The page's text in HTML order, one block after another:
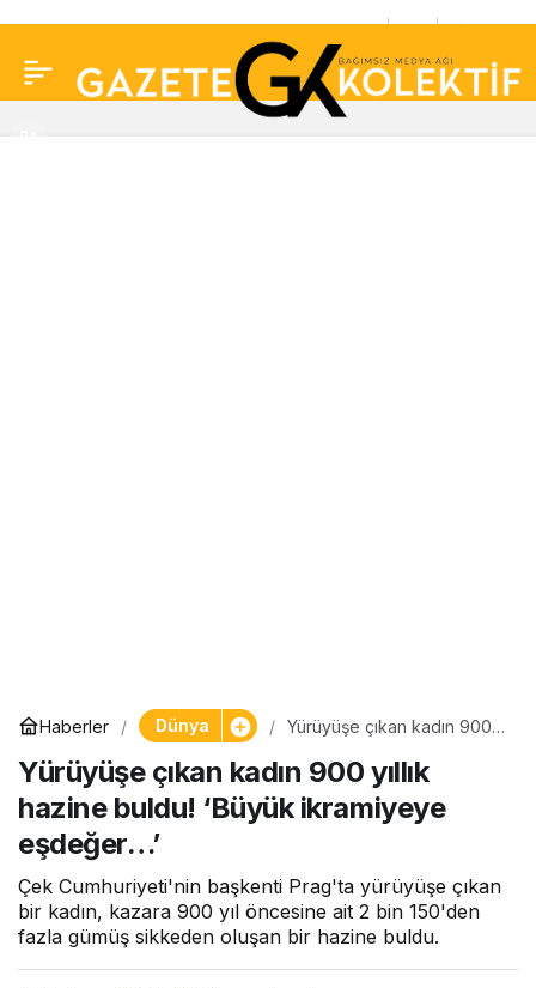
Haberler Dünya
Yürüyüşe çıkan kadın 900
ikramiyeye eşdeğer…’
Yürüyüşe çıkan kadın 900 yıllık
hazine buldu! ‘Büyük ikramiyeye
eşdeğer…’
Çek Cumhuriyeti'nin başkenti Prag'ta yürüyüşe çıkan
bir kadın, kazara 900 yıl öncesine ait 2 bin 150'den
fazla gümüş sikkeden oluşan bir hazine buldu.
yüreği ağzına geldi!